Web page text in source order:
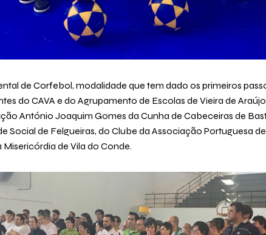
de Corfebol, modalidade que tem dado os primeiros
do CAVA e do Agrupamento de Escolas de Vieira de
António Joaquim Gomes da Cunha de Cabeceiras de
Social de Felgueiras, do Clube da Associação Portuguesa
Misericórdia de Vila do Conde.